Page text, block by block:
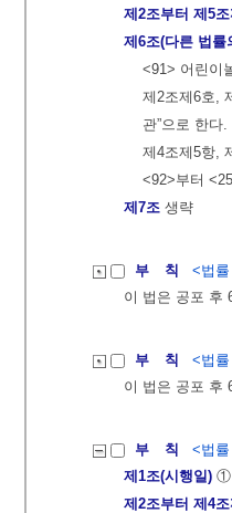
제2조부터 제5
제6조(다른 법률
<91> 어린이
제2조제6호,
관”으로 한다.
제4조제5항,
<92>부터
제7조 생략
부 칙
<법
이 법은 공포 후
부 칙
<법
이 법은 공포 후
부 칙
<법
제1조(시행일) ①
제2조부터 제4